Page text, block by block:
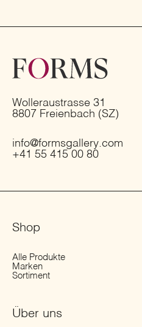
Wolleraustrasse 31
8807 Freienbach (SZ)
info@formsgallery.com
+41 55 415 00 80
Shop
Alle Produkte
Marken
Sortiment
Über uns